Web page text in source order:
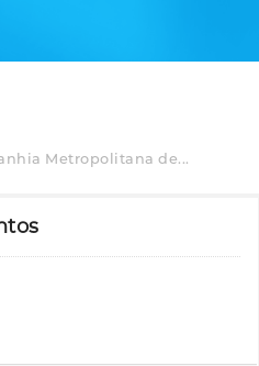
Metropolitana de...